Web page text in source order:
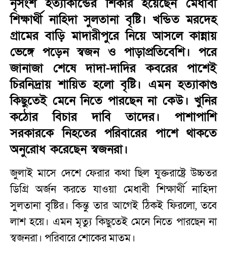
শিক্ষার্থী নাহিদা সুলতানা বৃষ্টি। খন্ডিত মরদেহ
গ্রামের বাড়ি মাদারীপুরে নিয়ে আসলে কান্নায়
ভেঙ্গে পড়েন স্বজন ও পাড়াপ্রতিবেশি। পরে
জানাজা শেষে দাদা-দাদির কবরের পাশেই
চিরনিদ্রায় শায়িত হলো বৃষ্টি। এমন হত্যাকাণ্ড
কিছুতেই মেনে নিতে পারছেন না কেউ। খুনির
কঠোর বিচার দাবি তাদের। পাশাপাশি
সরকারকে নিহতের পরিবারের পাশে থাকতে
অনুরোধ করেছেন স্বজনরা।
জুলাই মাসে দেশে ফেরার কথা ছিল যুক্তরাষ্ট্রে উচ্চতর
ডিগ্রি অর্জন করতে যাওয়া মেধাবী শিক্ষার্থী নাহিদা
সুলতানা বৃষ্টির। কিন্তু তার আগেই ঠিকই ফিরলো, তবে
লাশ হয়ে। এমন মৃত্যু কিছুতেই মেনে নিতে পারছেন না
স্বজনরা। পরিবারে শোকের মাতম।